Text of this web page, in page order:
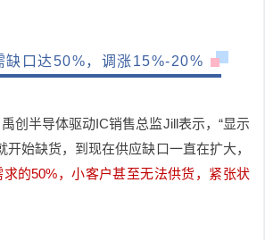
缺口达50%，调涨15%-20%
创半导体驱动IC销售总监Jill表示，“显示
开始缺货，到现在供应缺口一直在扩大，
求的50%，小客户甚至无法供货，紧张状